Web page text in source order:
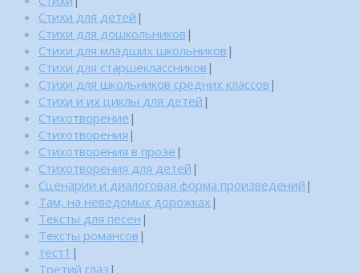
Стихи для детей |
Стихи для дошкольников |
Стихи для младших школьников |
Стихи для старшеклассников |
Стихи для школьников средних классов |
Стихи и их циклы для детей |
Стихотворение |
Стихотворения |
Стихотворения в прозе |
Стихотворения для детей |
Сценарии и диалоговая форма произведений |
Там, на неведомых дорожках |
Тексты для песен |
Тексты романсов |
тест1 |
Третий глаз |